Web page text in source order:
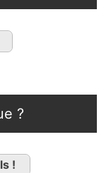
?
!